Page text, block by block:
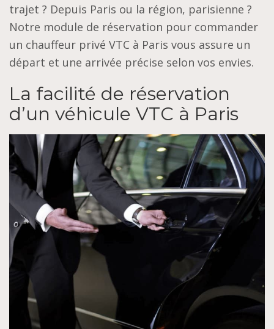
trajet ? Depuis Paris ou la région, parisienne ?
Notre module de réservation pour commander
un chauffeur privé VTC à Paris vous assure un
départ et une arrivée précise selon vos envies.
La facilité de réservation
d’un véhicule VTC à Paris